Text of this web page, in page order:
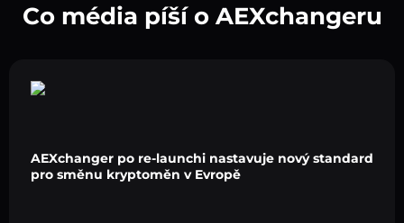
Co média píší o AEXchangeru
AEXchanger po re-launchi nastavuje nový standard
pro směnu kryptoměn v Evropě